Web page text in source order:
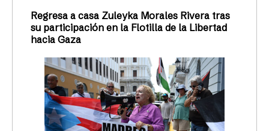
Regresa a casa Zuleyka Morales Rivera tras
su participación en la Flotilla de la Libertad
hacia Gaza